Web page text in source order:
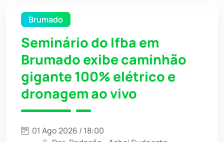
Brumado
Seminário do Ifba em
Brumado exibe caminhão
gigante 100% elétrico e
dronagem ao vivo
01 Ago 2026 / 18:00